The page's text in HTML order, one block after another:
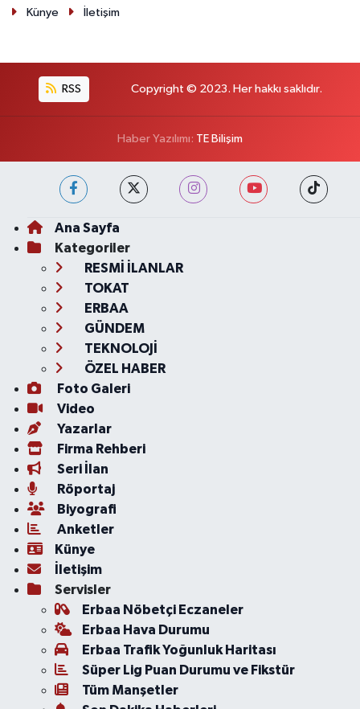
Künye İletişim
RSS Copyright © 2023. Her hakkı saklıdır.
Haber Yazılımı: TE Bilişim
Ana Sayfa
Kategoriler
RESMİ İLANLAR
TOKAT
ERBAA
GÜNDEM
TEKNOLOJİ
ÖZEL HABER
Foto Galeri
Video
Yazarlar
Firma Rehberi
Seri İlan
Röportaj
Biyografi
Anketler
Künye
İletişim
Servisler
Erbaa Nöbetçi Eczaneler
Erbaa Hava Durumu
Erbaa Trafik Yoğunluk Haritası
Süper Lig Puan Durumu ve Fikstür
Tüm Manşetler